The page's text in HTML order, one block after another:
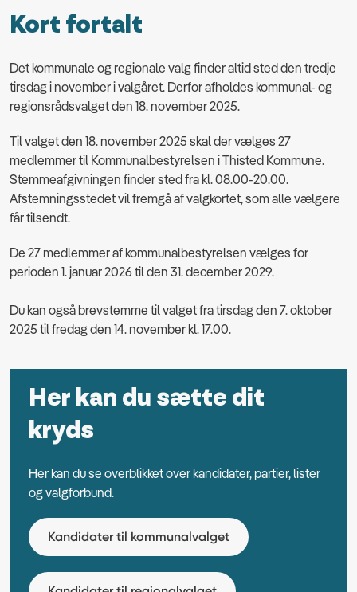
Kort fortalt
Det kommunale og regionale valg finder altid sted den tredje
tirsdag i november i valgåret. Derfor afholdes kommunal- og
regionsrådsvalget den 18. november 2025.
Til valget den 18. november 2025 skal der vælges 27
medlemmer til Kommunalbestyrelsen i Thisted Kommune.
Stemmeafgivningen finder sted fra kl. 08.00-20.00.
Afstemningsstedet vil fremgå af valgkortet, som alle vælgere
får tilsendt.
De 27 medlemmer af kommunalbestyrelsen vælges for
perioden 1. januar 2026 til den 31. december 2029.
Du kan også brevstemme til valget fra tirsdag den 7. oktober
2025 til fredag den 14. november kl. 17.00.
Her kan du sætte dit
kryds
Her kan du se overblikket over kandidater, partier, lister
og valgforbund.
Kandidater til kommunalvalget